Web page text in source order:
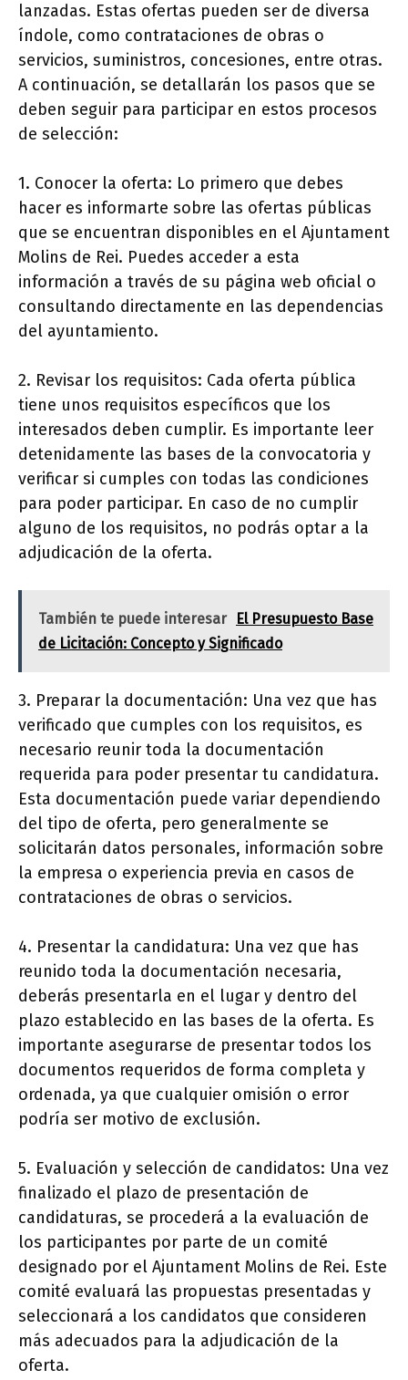
lanzadas. Estas ofertas pueden ser de diversa
índole, como contrataciones de obras o
servicios, suministros, concesiones, entre otras.
A continuación, se detallarán los pasos que se
deben seguir para participar en estos procesos
de selección:
1. Conocer la oferta: Lo primero que debes
hacer es informarte sobre las ofertas públicas
que se encuentran disponibles en el Ajuntament
Molins de Rei. Puedes acceder a esta
información a través de su página web oficial o
consultando directamente en las dependencias
del ayuntamiento.
2. Revisar los requisitos: Cada oferta pública
tiene unos requisitos específicos que los
interesados deben cumplir. Es importante leer
detenidamente las bases de la convocatoria y
verificar si cumples con todas las condiciones
para poder participar. En caso de no cumplir
alguno de los requisitos, no podrás optar a la
adjudicación de la oferta.
También te puede interesar
El Presupuesto Base
de Licitación: Concepto y Significado
3. Preparar la documentación: Una vez que has
verificado que cumples con los requisitos, es
necesario reunir toda la documentación
requerida para poder presentar tu candidatura.
Esta documentación puede variar dependiendo
del tipo de oferta, pero generalmente se
solicitarán datos personales, información sobre
la empresa o experiencia previa en casos de
contrataciones de obras o servicios.
4. Presentar la candidatura: Una vez que has
reunido toda la documentación necesaria,
deberás presentarla en el lugar y dentro del
plazo establecido en las bases de la oferta. Es
importante asegurarse de presentar todos los
documentos requeridos de forma completa y
ordenada, ya que cualquier omisión o error
podría ser motivo de exclusión.
5. Evaluación y selección de candidatos: Una vez
finalizado el plazo de presentación de
candidaturas, se procederá a la evaluación de
los participantes por parte de un comité
designado por el Ajuntament Molins de Rei. Este
comité evaluará las propuestas presentadas y
seleccionará a los candidatos que consideren
más adecuados para la adjudicación de la
oferta.